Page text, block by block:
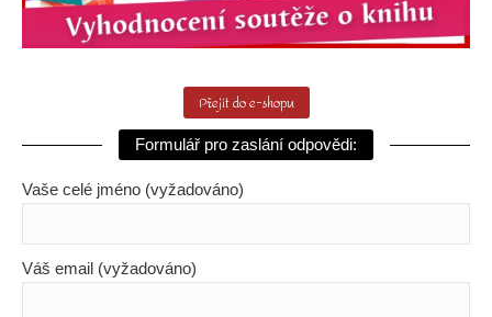
Přejít do e-shopu
Formulář pro zaslání odpovědi:
Vaše celé jméno (vyžadováno)
Váš email (vyžadováno)